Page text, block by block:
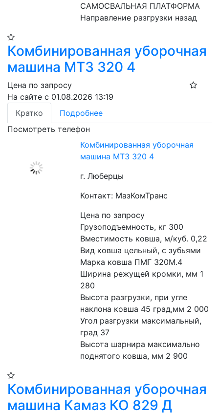
САМОСВАЛЬНАЯ ПЛАТФОРМА
Направление разгрузки назад
Комбинированная уборочная
машина МТЗ 320 4
Цена по запросу
На сайте с 01.08.2026 13:19
Кратко
Подробнее
Посмотреть телефон
Комбинированная уборочная
машина МТЗ 320 4
г. Люберцы
Контакт: МазКомТранс
Цена по запросу
Грузоподъемность, кг 300
Вместимость ковша, м/куб. 0,22
Вид ковша цельный, с зубьями
Марка ковша ПМГ 320М.4
Ширина режущей кромки, мм 1
280
Высота разгрузки, при угле
наклона ковша 45 град,мм 2 000
Угол разгрузки максимальный,
град 37
Высота шарнира максимально
поднятого ковша, мм 2 900
Комбинированная уборочная
машина Камаз КО 829 Д